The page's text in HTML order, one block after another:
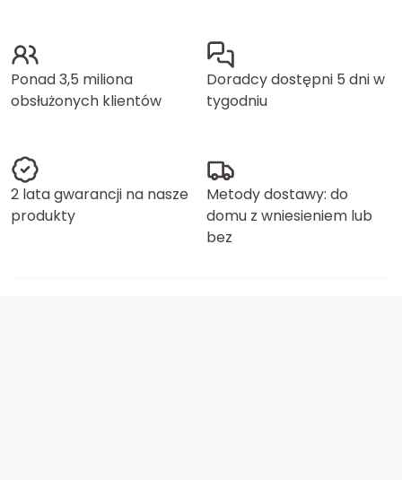
Ponad 3,5 miliona
obsłużonych klientów
Doradcy dostępni 5 dni w
tygodniu
2 lata gwarancji na nasze
produkty
Metody dostawy: do
domu z wniesieniem lub
bez